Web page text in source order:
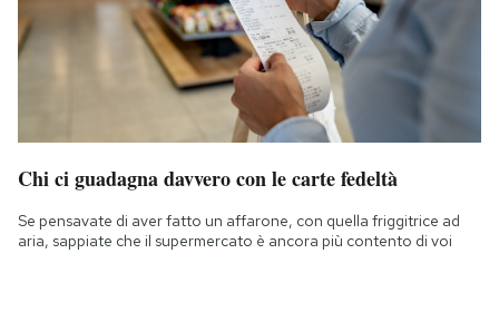
Chi ci guadagna davvero con le carte fedeltà
Se pensavate di aver fatto un affarone, con quella friggitrice ad
aria, sappiate che il supermercato è ancora più contento di voi